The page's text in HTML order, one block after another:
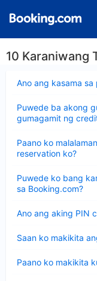
10 Karaniwang
Ano ang kasama sa
ang
Puwede ba akong
gumagamit ng
ang
sagot
Paano ko
reservation ko?
ang
sagot
Puwede ko bang
sa Booking.com?
ang
sagot
Ano ang aking PIN
ang
Saan ko makikita
ang
Paano ko makikita
ang